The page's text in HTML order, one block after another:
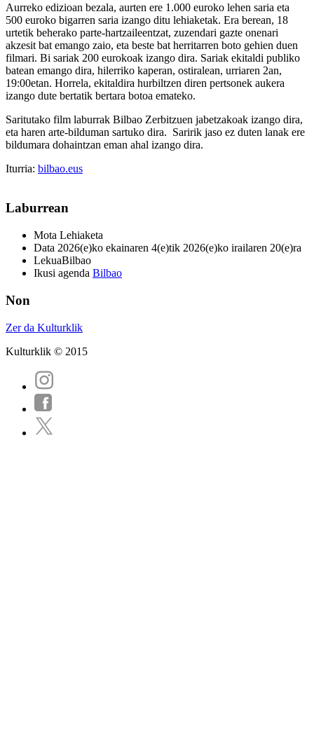
Aurreko edizioan bezala, aurten ere 1.000 euroko lehen saria eta
500 euroko bigarren saria izango ditu lehiaketak. Era berean, 18
urtetik beherako parte-hartzaileentzat, zuzendari gazte onenari
akzesit bat emango zaio, eta beste bat herritarren boto gehien duen
filmari. Bi sariak 200 eurokoak izango dira. Sariak ekitaldi publiko
batean emango dira, hilerriko kaperan, ostiralean, urriaren 2an,
19:00etan. Horrela, ekitaldira hurbiltzen diren pertsonek aukera
izango dute bertatik bertara botoa emateko.
Saritutako film laburrak Bilbao Zerbitzuen jabetzakoak izango dira,
eta haren arte-bilduman sartuko dira. Saririk jaso ez duten lanak ere
bildumara dohaintzan eman ahal izango dira.
Iturria: bilbao.eus
Laburrean
Mota Lehiaketa
Data 2026(e)ko ekainaren 4(e)tik 2026(e)ko irailaren 20(e)ra
LekuaBilbao
Ikusi agenda Bilbao
Non
Zer da Kulturklik
Kulturklik © 2015